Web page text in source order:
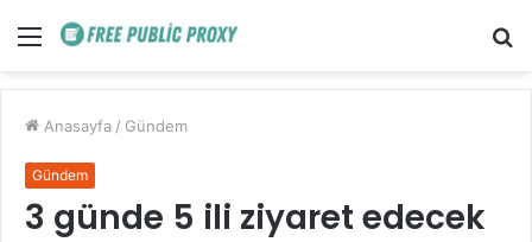
Menü
Anasayfa / Gündem
Gündem
3 günde 5 ili ziyaret edecek